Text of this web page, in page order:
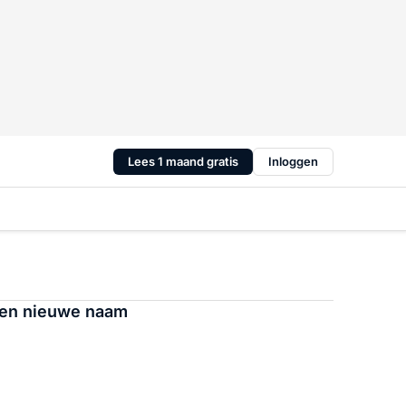
Lees 1 maand gratis Inloggen
nieuwe naam